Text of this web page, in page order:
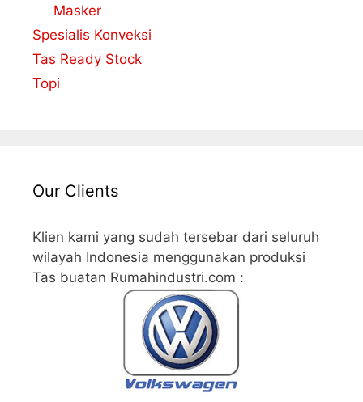
Masker
Spesialis Konveksi
Tas Ready Stock
Topi
Our Clients
Klien kami yang sudah tersebar dari seluruh
wilayah Indonesia menggunakan produksi
Tas buatan Rumahindustri.com :